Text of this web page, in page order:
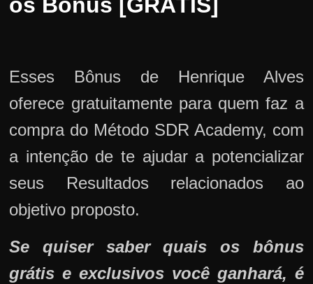
Esses Bônus de Henrique Alves
oferece gratuitamente para quem faz a
compra do Método SDR Academy, com
a intenção de te ajudar a potencializar
seus Resultados relacionados ao
objetivo proposto.
Se quiser saber quais os bônus
grátis e exclusivos você ganhará, é